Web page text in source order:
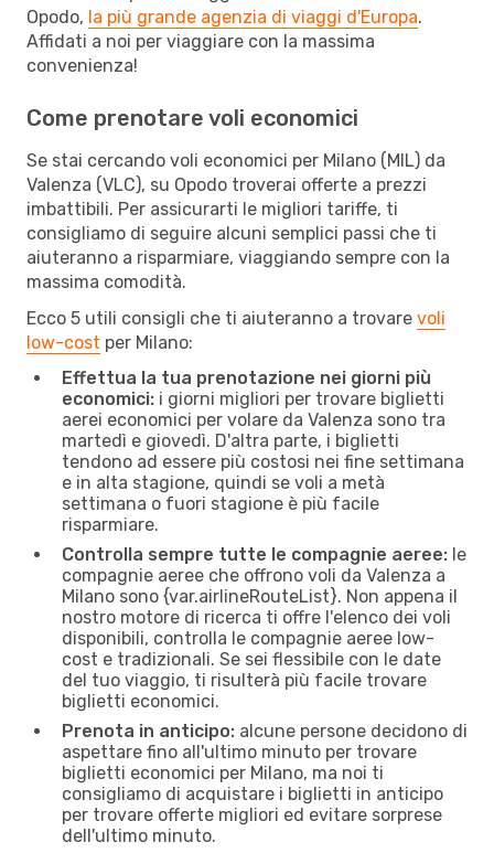
Opodo, la più grande agenzia di viaggi d'Europa.
Affidati a noi per viaggiare con la massima
convenienza!
Come prenotare voli economici
Se stai cercando voli economici per Milano (MIL) da
Valenza (VLC), su Opodo troverai offerte a prezzi
imbattibili. Per assicurarti le migliori tariffe, ti
consigliamo di seguire alcuni semplici passi che ti
aiuteranno a risparmiare, viaggiando sempre con la
massima comodità.
Ecco 5 utili consigli che ti aiuteranno a trovare voli
low-cost per Milano:
Effettua la tua prenotazione nei giorni più
economici: i giorni migliori per trovare biglietti
aerei economici per volare da Valenza sono tra
martedì e giovedì. D'altra parte, i biglietti
tendono ad essere più costosi nei fine settimana
e in alta stagione, quindi se voli a metà
settimana o fuori stagione è più facile
risparmiare.
Controlla sempre tutte le compagnie aeree: le
compagnie aeree che offrono voli da Valenza a
Milano sono {​var.airlineRouteList}. Non appena il
nostro motore di ricerca ti offre l'elenco dei voli
disponibili, controlla le compagnie aeree low-
cost e tradizionali. Se sei flessibile con le date
del tuo viaggio, ti risulterà più facile trovare
biglietti economici.
Prenota in anticipo: alcune persone decidono di
aspettare fino all'ultimo minuto per trovare
biglietti economici per Milano, ma noi ti
consigliamo di acquistare i biglietti in anticipo
per trovare offerte migliori ed evitare sorprese
dell'ultimo minuto.